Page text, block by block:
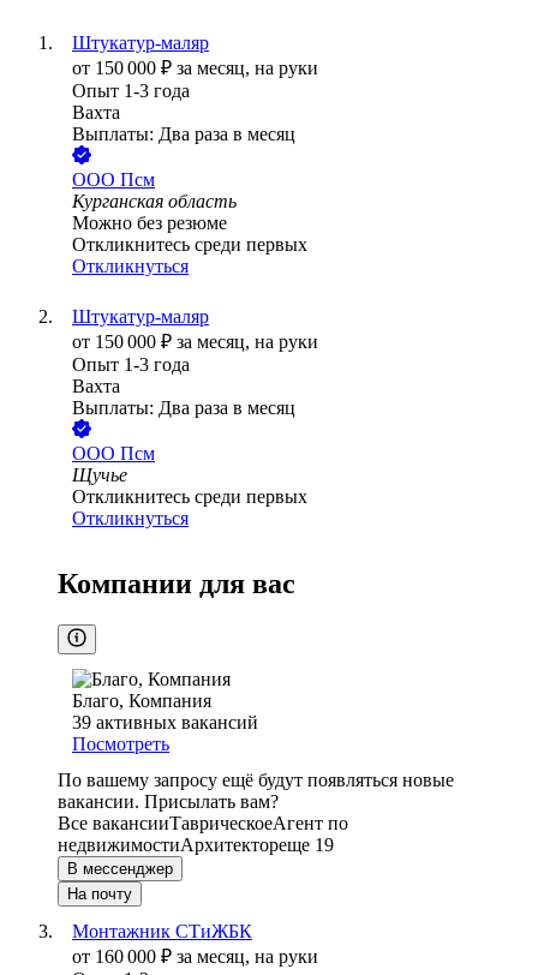
Штукатур-маляр
от 150 000 ₽ за месяц, на руки
Опыт 1-3 года
Вахта
Выплаты: Два раза в месяц
ООО Псм
Курганская область
Можно без резюме
Откликнитесь среди первых
Откликнуться
Штукатур-маляр
от 150 000 ₽ за месяц, на руки
Опыт 1-3 года
Вахта
Выплаты: Два раза в месяц
ООО Псм
Щучье
Откликнитесь среди первых
Откликнуться
Компании для вас
Благо, Компания
39 активных вакансий
Посмотреть
По вашему запросу ещё будут появляться новые
вакансии. Присылать вам?
Все вакансииТаврическоеАгент по
недвижимостиАрхитектореще 19
В мессенджер
На почту
Монтажник СТиЖБК
от 160 000 ₽ за месяц, на руки